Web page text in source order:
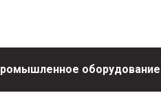
оборудование